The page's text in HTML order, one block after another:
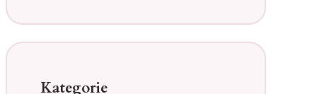
Kategorie